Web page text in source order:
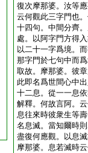
復次摩那婆。汝等
云何觀此三字門也
十四句。中間分齊
處。以阿字門方得
以二十一字爲境。
那字門於七句中而
取故。摩那婆。彼
此即名爲世間心中
十二息。從一一息
解釋。何故言阿。
息往來時彼衆生等
名息滅。當知爾時
盡復何應觀。以息
摩那婆。息若滅時